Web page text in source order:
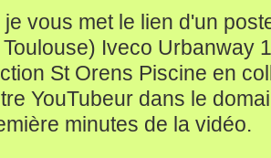
vous met le lien d'un
Iveco Urbanway
St Orens Piscine en
YouTubeur dans le
minutes de la vidéo.